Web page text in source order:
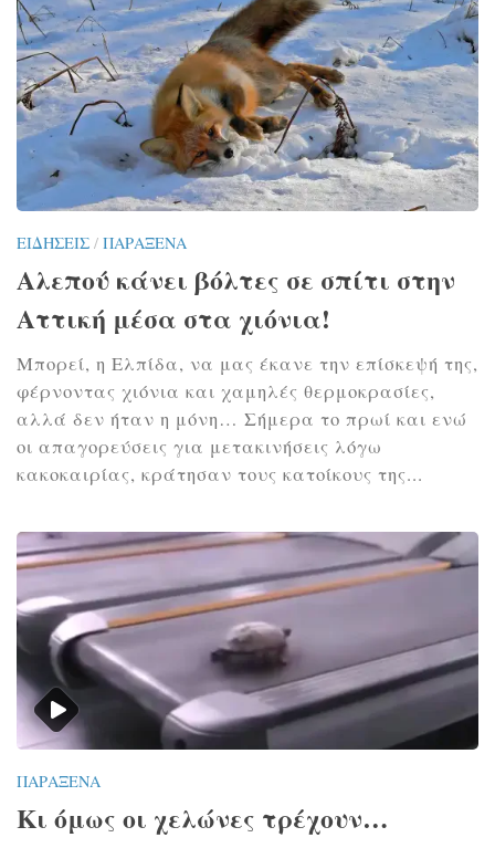
ΕΙΔΉΣΕΙΣ / ΠΑΡΆΞΕΝΑ
Αλεπού κάνει βόλτες σε σπίτι στην
Αττική μέσα στα χιόνια!
Μπορεί, η Ελπίδα, να μας έκανε την επίσκεψή της,
φέρνοντας χιόνια και χαμηλές θερμοκρασίες,
αλλά δεν ήταν η μόνη… Σήμερα το πρωί και ενώ
οι απαγορεύσεις για μετακινήσεις λόγω
κακοκαιρίας, κράτησαν τους κατοίκους της...
ΠΑΡΆΞΕΝΑ
Κι όμως οι χελώνες τρέχουν…